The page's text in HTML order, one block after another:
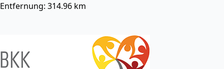
Entfernung: 314.96 km